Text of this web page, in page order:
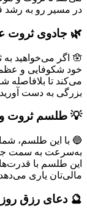
در مسیر رو به رشد
🌿 جادوی ثروت
🪬 اگر می‌خواهید
خود شکوفایی و
می‌کند تا
بزرگی به دست
💡 طلسم ثروت
🔵 با این طلسم،
به‌سرعت به سمت
این طلسم با
مالی‌تان یاری
🔮 دعای رزق